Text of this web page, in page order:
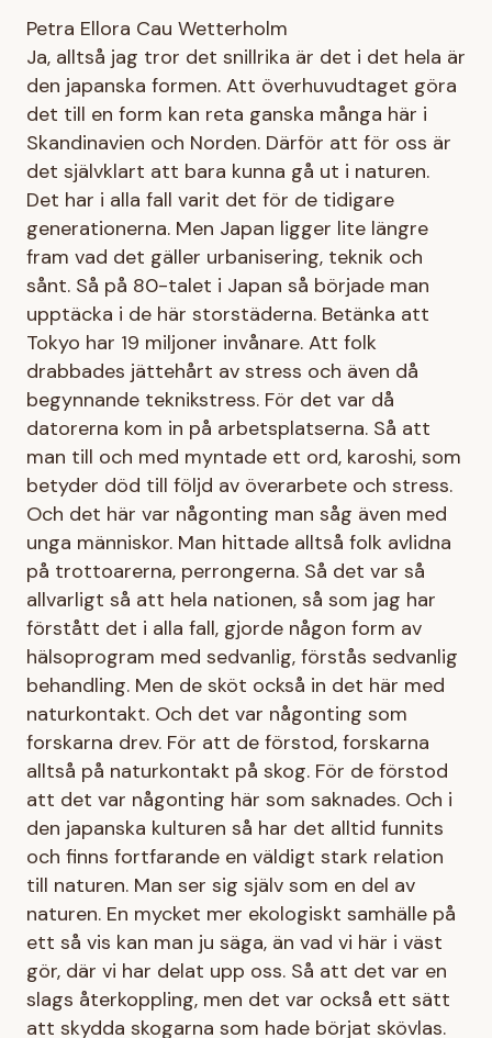
Petra Ellora Cau Wetterholm
Ja, alltså jag tror det snillrika är det i det hela är
den japanska formen. Att överhuvudtaget göra
det till en form kan reta ganska många här i
Skandinavien och Norden. Därför att för oss är
det självklart att bara kunna gå ut i naturen.
Det har i alla fall varit det för de tidigare
generationerna. Men Japan ligger lite längre
fram vad det gäller urbanisering, teknik och
sånt. Så på 80-talet i Japan så började man
upptäcka i de här storstäderna. Betänka att
Tokyo har 19 miljoner invånare. Att folk
drabbades jättehårt av stress och även då
begynnande teknikstress. För det var då
datorerna kom in på arbetsplatserna. Så att
man till och med myntade ett ord, karoshi, som
betyder död till följd av överarbete och stress.
Och det här var någonting man såg även med
unga människor. Man hittade alltså folk avlidna
på trottoarerna, perrongerna. Så det var så
allvarligt så att hela nationen, så som jag har
förstått det i alla fall, gjorde någon form av
hälsoprogram med sedvanlig, förstås sedvanlig
behandling. Men de sköt också in det här med
naturkontakt. Och det var någonting som
forskarna drev. För att de förstod, forskarna
alltså på naturkontakt på skog. För de förstod
att det var någonting här som saknades. Och i
den japanska kulturen så har det alltid funnits
och finns fortfarande en väldigt stark relation
till naturen. Man ser sig själv som en del av
naturen. En mycket mer ekologiskt samhälle på
ett så vis kan man ju säga, än vad vi här i väst
gör, där vi har delat upp oss. Så att det var en
slags återkoppling, men det var också ett sätt
att skydda skogarna som hade börjat skövlas.